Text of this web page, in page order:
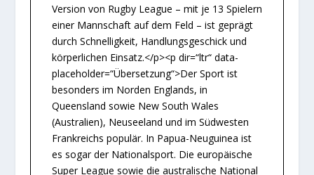
Version von Rugby League – mit je 13 Spielern
einer Mannschaft auf dem Feld – ist geprägt
durch Schnelligkeit, Handlungsgeschick und
körperlichen Einsatz.</p><p dir=“ltr“ data-
placeholder=“Übersetzung“>Der Sport ist
besonders im Norden Englands, in
Queensland sowie New South Wales
(Australien), Neuseeland und im Südwesten
Frankreichs populär. In Papua-Neuguinea ist
es sogar der Nationalsport. Die europäische
Super League sowie die australische National